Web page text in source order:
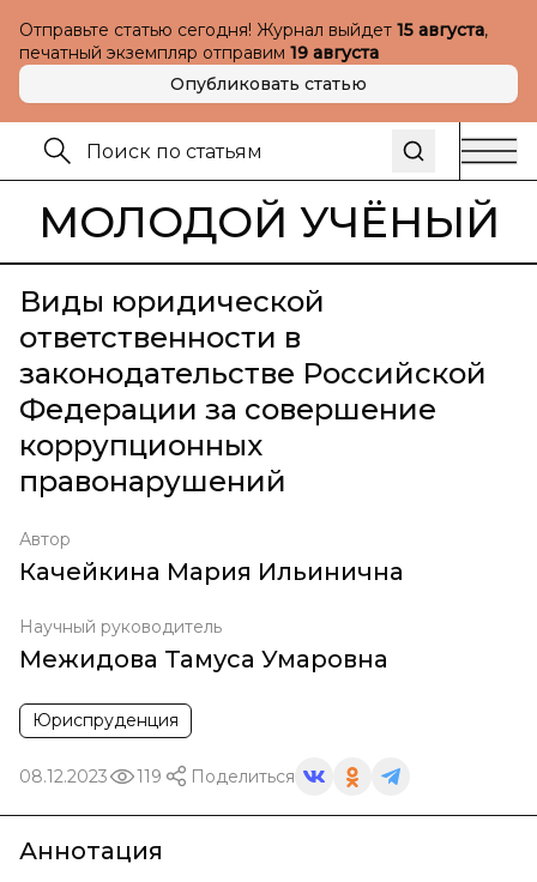
Отправьте статью сегодня! Журнал выйдет 15 августа,
печатный экземпляр отправим 19 августа
Опубликовать статью
МОЛОДОЙ УЧЁНЫЙ
Виды юридической
ответственности в
законодательстве Российской
Федерации за совершение
коррупционных
правонарушений
Автор
Качейкина Мария Ильинична
Научный руководитель
Межидова Тамуса Умаровна
Юриспруденция
08.12.2023 119 Поделиться
Аннотация